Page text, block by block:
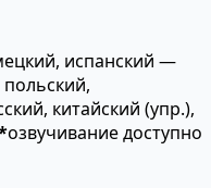
испанский —
китайский (упр.),
озвучивание доступно